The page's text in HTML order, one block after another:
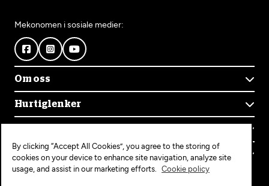
Mekonomen i sosiale medier:
Om oss
Om Mekonomen
Mekonomens historie
Jobb i Mekonomen
Bærekraft
Bli Mekonomen-verksted
Hurtiglenker
Finn verksted
Bestill time
Opprett konto
Kundeservice
Ofte stilte spørsmål
Mekonomen+
Populære tjenester
Bilservice
By clicking “Accept All Cookies”, you agree to the storing of
cookies on your device to enhance site navigation, analyze site
usage, and assist in our marketing efforts.
Cookie policy